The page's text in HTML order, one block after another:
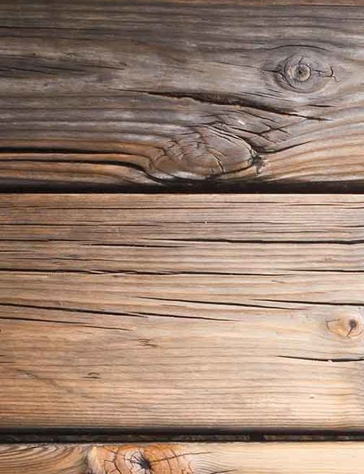
historische Altstadt